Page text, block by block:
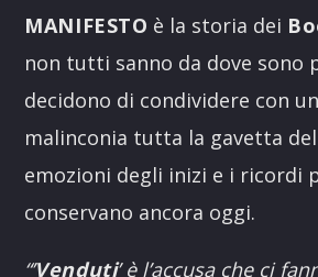
MANIFESTO è la storia dei
non tutti sanno da dove sono
decidono di condividere con
malinconia tutta la gavetta
emozioni degli inizi e i ricordi
conservano ancora oggi.
“’Venduti’ è l’accusa che ci